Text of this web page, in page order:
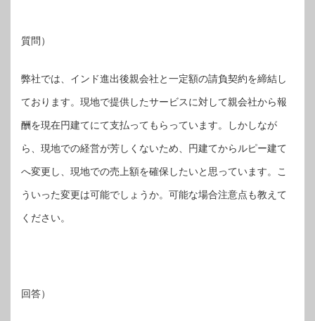
質問）
弊社では、インド進出後親会社と一定額の請負契約を締結し
ております。現地で提供したサービスに対して親会社から報
酬を現在円建てにて支払ってもらっています。しかしなが
ら、現地での経営が芳しくないため、円建てからルピー建て
へ変更し、現地での売上額を確保したいと思っています。こ
ういった変更は可能でしょうか。可能な場合注意点も教えて
ください。
回答）